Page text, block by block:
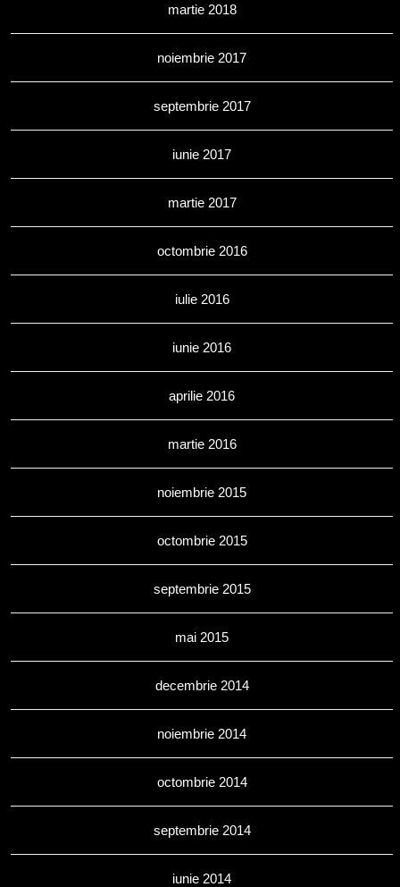
martie 2018
noiembrie 2017
septembrie 2017
iunie 2017
martie 2017
octombrie 2016
iulie 2016
iunie 2016
aprilie 2016
martie 2016
noiembrie 2015
octombrie 2015
septembrie 2015
mai 2015
decembrie 2014
noiembrie 2014
octombrie 2014
septembrie 2014
iunie 2014